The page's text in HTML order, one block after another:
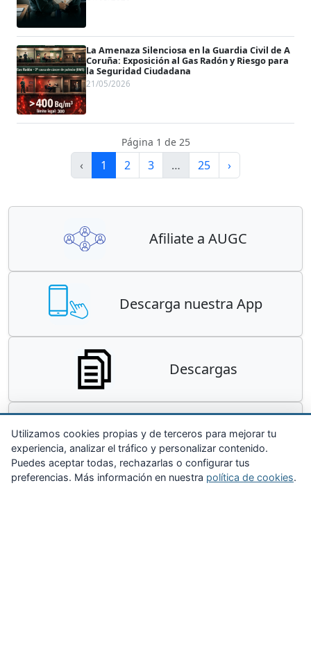
La Amenaza Silenciosa en la Guardia Civil de A
Coruña: Exposición al Gas Radón y Riesgo para
la Seguridad Ciudadana
21/05/2026
Página 1 de 25
‹ 1 2 3 … 25 ›
Afiliate a AUGC
Descarga nuestra App
Descargas
Contacta
Utilizamos cookies propias y de terceros para mejorar tu
experiencia, analizar el tráfico y personalizar contenido.
Puedes aceptar todas, rechazarlas o configurar tus
preferencias. Más información en nuestra política de cookies.